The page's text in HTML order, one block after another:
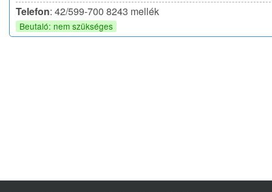
Telefon: 42/599-700 8243 mellék
Beutaló: nem szükséges